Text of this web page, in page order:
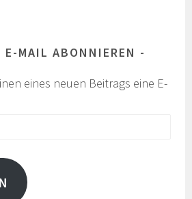
E-MAIL ABONNIEREN
eines neuen Beitrags eine E-